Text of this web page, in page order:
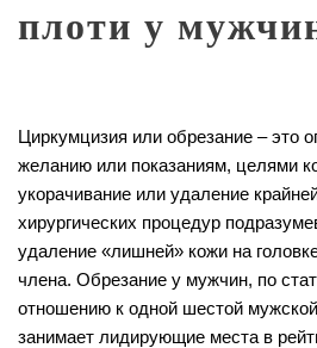
плоти у
Циркумцизия или обрезание – это
желанию или показаниям, целями
укорачивание или удаление
хирургических процедур
удаление «лишней» кожи на
члена. Обрезание у мужчин, по
отношению к одной шестой
занимает лидирующие места в